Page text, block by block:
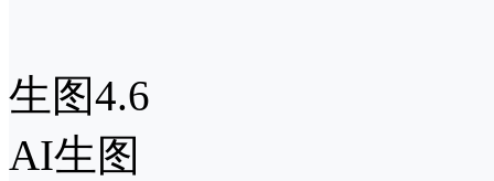
生图4.6
AI生图